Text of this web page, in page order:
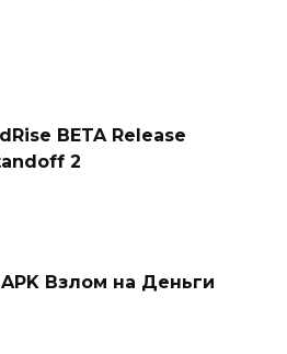
BETA Release
2
Взлом на Деньги